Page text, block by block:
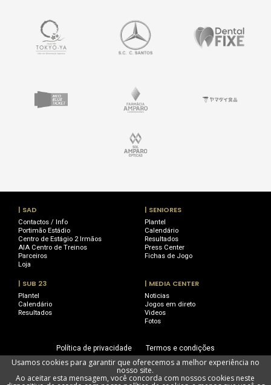
| SAD
Contactos / Info
Portimão Estádio
Centro de Estágio 2 Irmãos
AIA Centro de Treinos
Parceiros
Loja
| SENIORES
Plantel
Calendário
Resultados
Press Center
Fichas de Jogo
| SUB 23
Plantel
Calendário
Resultados
| MEDIA CENTER
Noticias
Jogos em direto
Videos
Fotos
Política de privacidade
Termos e condições
Utilização de cookies
Livro de Reclamações
Usamos cookies para garantir que oferecemos a melhor experiência no
nosso site.
Ao aceitar esta mensagem, você concorda com nossos cookies neste